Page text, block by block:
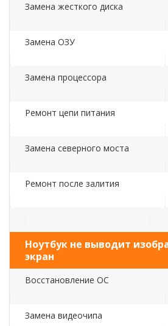
Замена жесткого диска
Замена ОЗУ
Замена процессора
Ремонт цепи питания
Замена северного моста
Ремонт после залития
Ноутбук не выводит
экран
Восстановление ОС
Замена видеочипа